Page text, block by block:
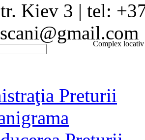
Complex
Kiev 3 | tel:
Preturii